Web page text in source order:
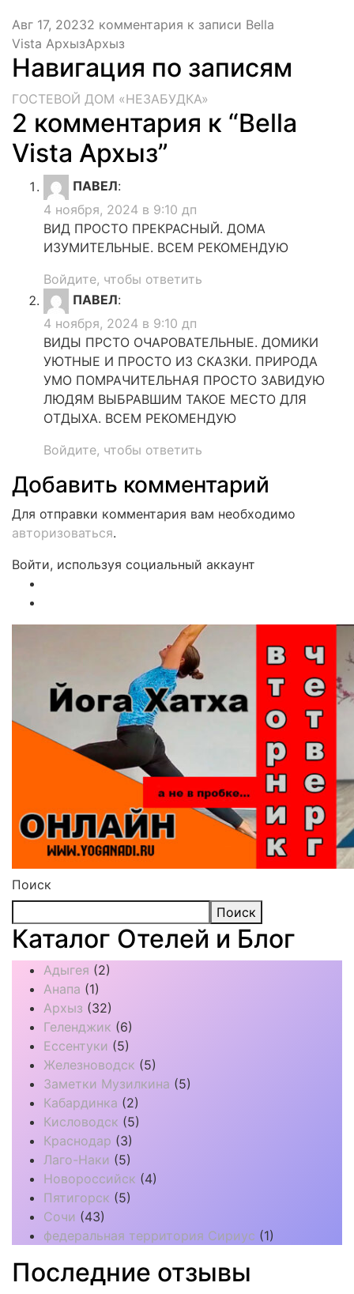
Авг 17, 20232 комментария к записи Bella
Vista АрхызАрхыз
Навигация по записям
ГОСТЕВОЙ ДОМ «НЕЗАБУДКА»
2 комментария к “Bella
Vista Архыз”
ПАВЕЛ:
4 ноября, 2024 в 9:10 дп
ВИД ПРОСТО ПРЕКРАСНЫЙ. ДОМА
ИЗУМИТЕЛЬНЫЕ. ВСЕМ РЕКОМЕНДУЮ
Войдите, чтобы ответить
ПАВЕЛ:
4 ноября, 2024 в 9:10 дп
ВИДЫ ПРСТО ОЧАРОВАТЕЛЬНЫЕ. ДОМИКИ
УЮТНЫЕ И ПРОСТО ИЗ СКАЗКИ. ПРИРОДА
УМО ПОМРАЧИТЕЛЬНАЯ ПРОСТО ЗАВИДУЮ
ЛЮДЯМ ВЫБРАВШИМ ТАКОЕ МЕСТО ДЛЯ
ОТДЫХА. ВСЕМ РЕКОМЕНДУЮ
Войдите, чтобы ответить
Добавить комментарий
Для отправки комментария вам необходимо
авторизоваться.
Войти, используя социальный аккаунт
Поиск
Поиск
Каталог Отелей и Блог
Адыгея (2)
Анапа (1)
Архыз (32)
Геленджик (6)
Ессентуки (5)
Железноводск (5)
Заметки Музилкина (5)
Кабардинка (2)
Кисловодск (5)
Краснодар (3)
Лаго-Наки (5)
Новороссийск (4)
Пятигорск (5)
Сочи (43)
федеральная территория Сириус (1)
Последние отзывы